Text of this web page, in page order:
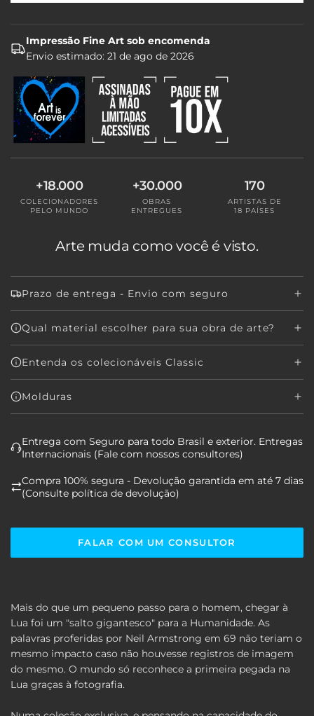
E
G
A
.
Impressão Fine Art sob encomenda
Envio estimado: 21 de ago de 2026
+18.000
COLECIONADORES
PELO MUNDO
+30.000
OBRAS
ENTREGUES
170
ARTISTAS DE
18 PAÍSES
Arte muda como você é visto.
Prazo de entrega - Envio com seguro
Qual material escolher para sua obra de arte?
Entenda os colecionáveis Classic
Molduras
Entrega com Seguro para todo Brasil e exterior. Entregas
Internacionais (Fale com nossos consultores)
Compra 100% segura - Devolução garantida em até 7 dias
(Consulte política de devolução)
FALAR COM UM CONSULTOR
Mais do que um pequeno passo para o homem, chegar à
Lua foi um "salto gigantesco" para a Humanidade. As
palavras proferidas por Neil Armstrong em 69 não teriam o
mesmo impacto caso não houvesse registros de imagem
do mesmo. O mundo só reconhece a primeira pegada na
Lua graças à fotografia.